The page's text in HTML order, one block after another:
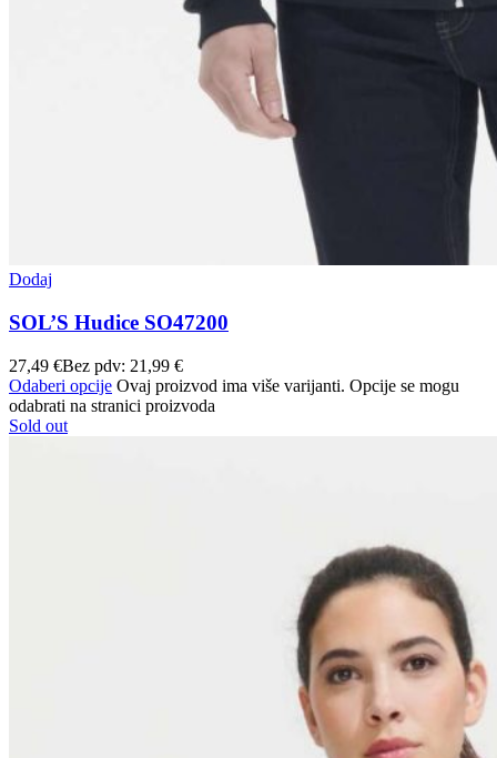
Dodaj
SOL’S Hudice SO47200
27,49 €Bez pdv: 21,99 €
Odaberi opcije Ovaj proizvod ima više varijanti. Opcije se mogu
odabrati na stranici proizvoda
Sold out